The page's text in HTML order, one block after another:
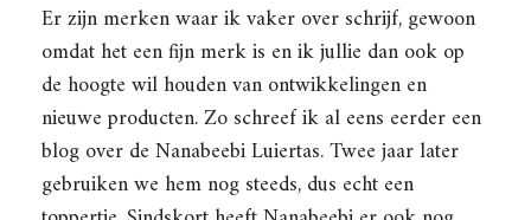
Er zijn merken waar ik vaker over schrijf, gewoon
omdat het een fijn merk is en ik jullie dan ook op
de hoogte wil houden van ontwikkelingen en
nieuwe producten. Zo schreef ik al eens eerder een
blog over de Nanabeebi Luiertas. Twee jaar later
gebruiken we hem nog steeds, dus echt een